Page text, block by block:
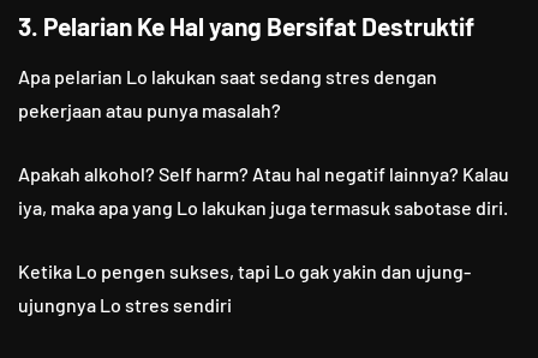
3. Pelarian Ke Hal yang Bersifat Destruktif
Apa pelarian Lo lakukan saat sedang stres dengan
pekerjaan atau punya masalah?
Apakah alkohol? Self harm? Atau hal negatif lainnya? Kalau
iya, maka apa yang Lo lakukan juga termasuk sabotase diri.
Ketika Lo pengen sukses, tapi Lo gak yakin dan ujung-
ujungnya Lo stres sendiri